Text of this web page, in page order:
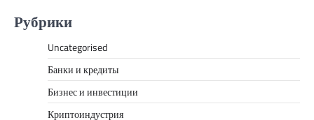
Рубрики
Uncategorised
Банки и кредиты
Бизнес и инвестиции
Криптоиндустрия